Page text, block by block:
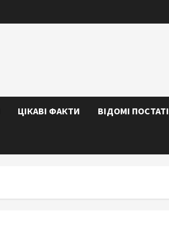
ЦІКАВІ ФАКТИ ВІДОМІ ПОСТАТІ